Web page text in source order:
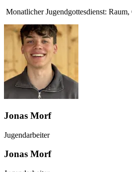
Monatlicher Jugendgottesdienst:
Jonas Morf
Jugendarbeiter
Jonas Morf